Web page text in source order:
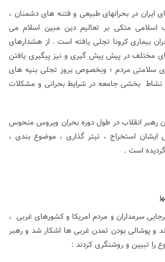
ایران در بحرانهای طبیعی و فتنه های دشمنان ،
اسلامی متکی بر تعالیم دین مبین اسلام می
بیماری کرونا تجلی یافته است . از هشدارهای
مختلف در پیش پیش گیری و نیز پیگیری یافتن
سلامتی مردم ؛ وبخصوص بروز تجلی بنیه های
و نشاط بخشی جامعه در شرایط بحرانی و مشکلات
رهبر انقلاب در طول دوره بحران ویروس منحوس
ایشان استخراج ، تیتر گذاری ، موضوع بندی ،
است .
سرمداران و مردم امریکا و کشورهای غربی ،
و پوشالی بودن تمدن غربی ها اشکار شد و رهبر
را تبیین و روشنگری کردند :